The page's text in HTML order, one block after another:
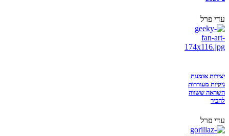
עדי פרל
יצירות אומנות
גיקיות מעוררות
השראה ששווה
להכיר
עדי פרל